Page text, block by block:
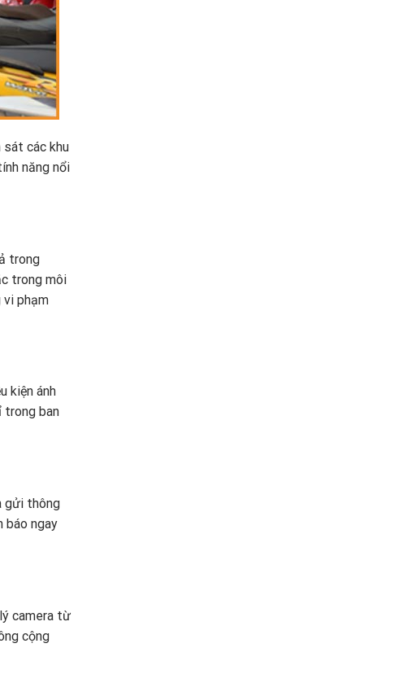
sát các khu
năng nổi
trong
trong môi
vi phạm
kiện ánh
trong ban
gửi thông
báo ngay
camera từ
cộng